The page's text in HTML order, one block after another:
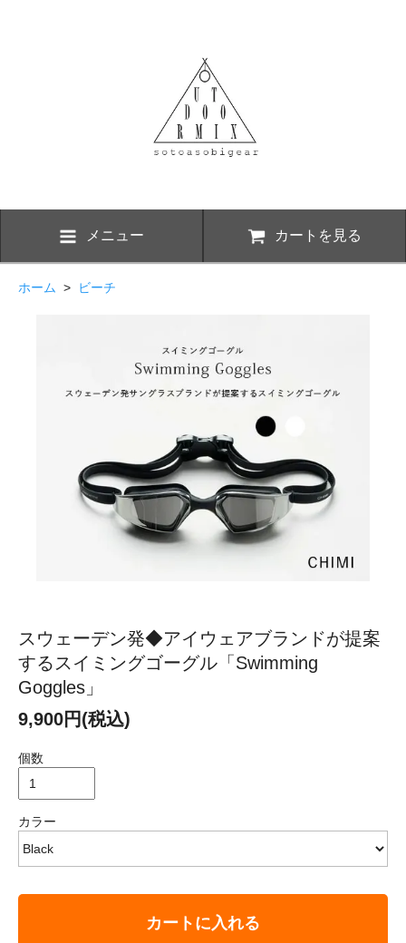
メニュー カートを見る
ホーム > ビーチ
スウェーデン発◆アイウェアブランドが提案
するスイミングゴーグル「Swimming
Goggles」
9,900円(税込)
個数
カラー
カートに入れる